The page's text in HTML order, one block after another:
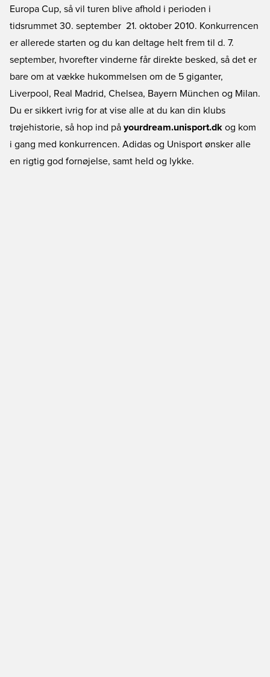
Europa Cup, så vil turen blive afhold i perioden i
tidsrummet 30. september  21. oktober 2010. Konkurrencen
er allerede starten og du kan deltage helt frem til d. 7.
september, hvorefter vinderne får direkte besked, så det er
bare om at vække hukommelsen om de 5 giganter,
Liverpool, Real Madrid, Chelsea, Bayern München og Milan.
Du er sikkert ivrig for at vise alle at du kan din klubs
trøjehistorie, så hop ind på yourdream.unisport.dk og kom
i gang med konkurrencen. Adidas og Unisport ønsker alle
en rigtig god fornøjelse, samt held og lykke.